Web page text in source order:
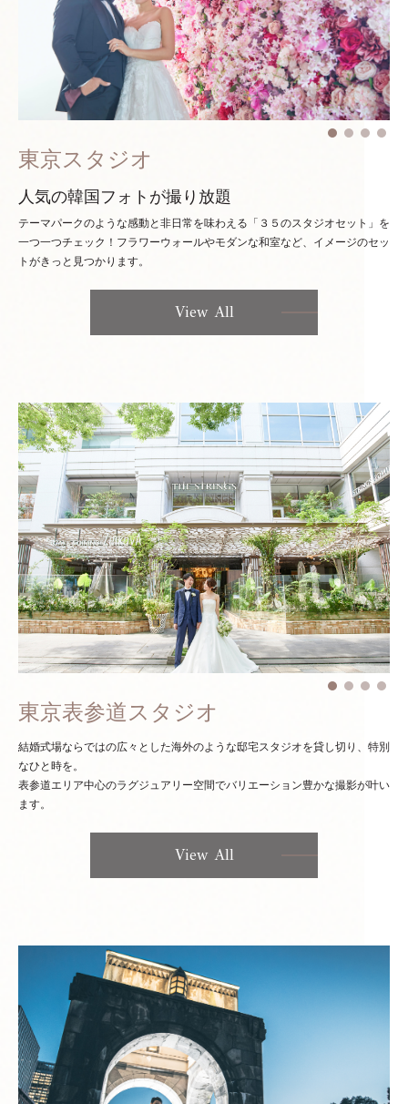
東京スタジオ
人気の韓国フォトが撮り放題
テーマパークのような感動と非日常を味わえる「３５のスタジオセット」を
一つ一つチェック！ フラワーウォールやモダンな和室など、イメージのセッ
トがきっと見つかります。
View All
東京表参道スタジオ
結婚式場ならではの広々とした海外のような邸宅スタジオを貸し切り、特別
なひと時を。
表参道エリア中心のラグジュアリー空間でバリエーション豊かな撮影が叶い
ます。
View All